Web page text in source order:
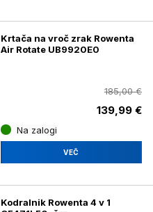
Krtača na vroč zrak Rowenta
Air Rotate UB9920E0
185,00 €
139,99 €
Na zalogi
VEČ
Kodralnik Rowenta 4 v 1